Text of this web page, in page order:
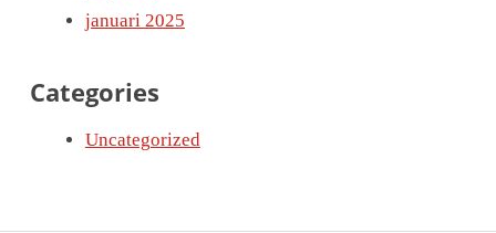
januari 2025
Categories
Uncategorized